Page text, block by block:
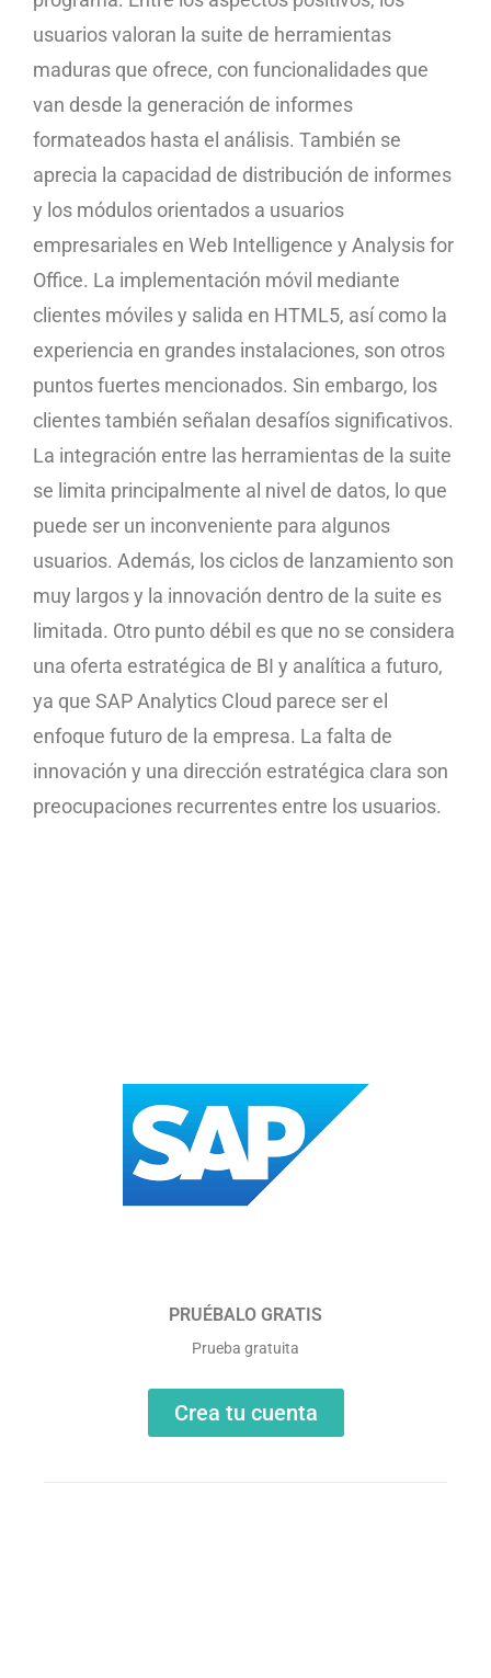
usuarios valoran la suite de herramientas
maduras que ofrece, con funcionalidades que
van desde la generación de informes
formateados hasta el análisis. También se
aprecia la capacidad de distribución de informes
y los módulos orientados a usuarios
empresariales en Web Intelligence y Analysis for
Office. La implementación móvil mediante
clientes móviles y salida en HTML5, así como la
experiencia en grandes instalaciones, son otros
puntos fuertes mencionados. Sin embargo, los
clientes también señalan desafíos significativos.
La integración entre las herramientas de la suite
se limita principalmente al nivel de datos, lo que
puede ser un inconveniente para algunos
usuarios. Además, los ciclos de lanzamiento son
muy largos y la innovación dentro de la suite es
limitada. Otro punto débil es que no se considera
una oferta estratégica de BI y analítica a futuro,
ya que SAP Analytics Cloud parece ser el
enfoque futuro de la empresa. La falta de
innovación y una dirección estratégica clara son
preocupaciones recurrentes entre los usuarios.
PRUÉBALO GRATIS
Prueba gratuita
Crea tu cuenta